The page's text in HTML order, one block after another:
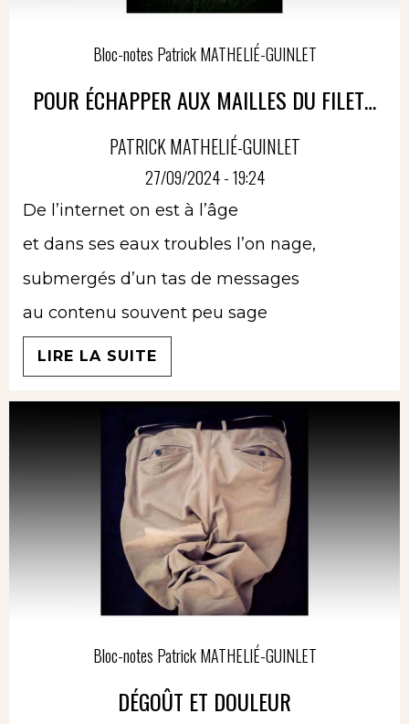
Bloc-notes Patrick MATHELIÉ-GUINLET
POUR ÉCHAPPER AUX MAILLES DU FILET…
PATRICK MATHELIÉ-GUINLET
27/09/2024 - 19:24
De l’internet on est à l’âge
et dans ses eaux troubles l’on nage,
submergés d’un tas de messages
au contenu souvent peu sage
LIRE LA SUITE
Bloc-notes Patrick MATHELIÉ-GUINLET
DÉGOÛT ET DOULEUR